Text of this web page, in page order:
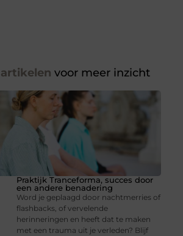
artikelen voor meer inzicht
Praktijk Tranceforma, succes door
een andere benadering
Word je geplaagd door nachtmerries of
flashbacks, of vervelende
herinneringen en heeft dat te maken
met een trauma uit je verleden? Blijf